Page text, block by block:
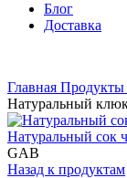
Блог
Доставка
Главная Продукты
Натуральный
Натуральный сок
GAB
Назад к продуктам